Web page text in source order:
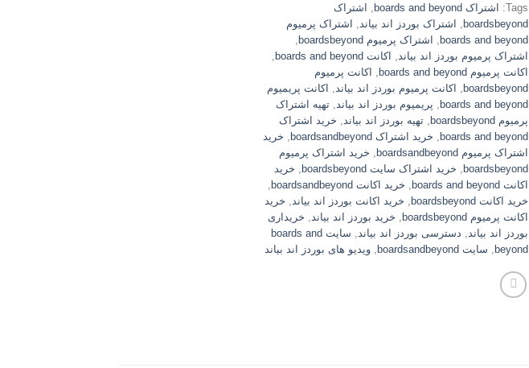
Tags: اشتراک boards and beyond
اشتراک
boardsbeyond اشتراک بوردز اند بیاند
اشتراک پرمیوم
boards and beyond اشتراک پرمیوم boardsbeyond
اشتراک پرمیوم بوردز اند بیاند
اکانت boards and beyond
اکانت پرمیوم boards and beyond
اکانت پرمیوم
boardsbeyond اکانت پرمیوم بوردز اند بیاند
اکانت پریمیوم
boards and beyond پریمیوم بوردز اند بیاند
تهیه اشتراک
پرمیوم boardsbeyond
تهیه بوردز اند بیاند
خرید اشتراک
boards and beyond خرید اشتراک boardsandbeyond
خرید
اشتراک پرمیوم boardsandbeyond
خرید اشتراک پرمیوم
boardsbeyond خرید اشتراک سایت boardsbeyond
خرید
اکانت boards and beyond
خرید اکانت boardsandbeyond
خرید اکانت boardsbeyond
خرید اکانت بوردز اند بیاند
خرید
اکانت پرمیوم boardsbeyond
خرید بوردز اند بیاند
خریداری
بوردز اند بیاند
دسترسی بوردز اند بیاند
سایت boards and
beyond سایت boardsandbeyond ویدیو های بوردز اند بیاند